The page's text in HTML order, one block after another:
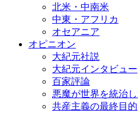
北米・中南米
中東・アフリカ
オセアニア
オピニオン
大紀元社説
大紀元インタビュー
百家評論
悪魔が世界を統治
共産主義の最終目的